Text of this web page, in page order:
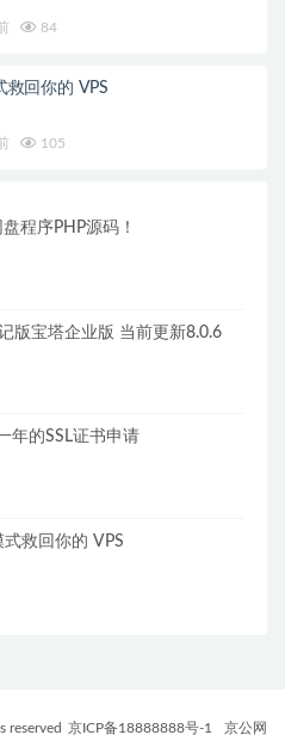
84
救回你的 VPS
105
程序PHP源码！
版宝塔企业版 当前更新8.0.6
年的SSL证书申请
式救回你的 VPS
reserved 京ICP备18888888号-1 京公网